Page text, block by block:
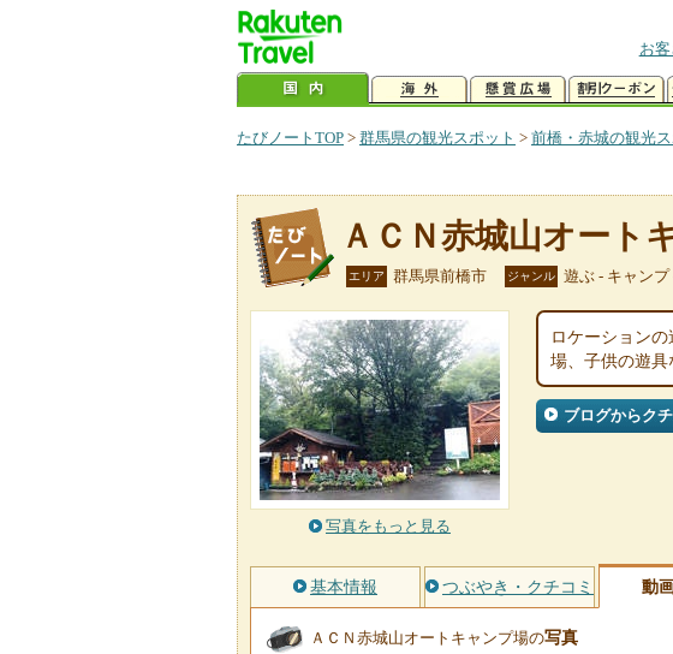
お
たびノートTOP > 群馬県の観光スポット > 前橋・赤城の観光ス
ＡＣＮ赤城山オート
エリア 群馬県前橋市 ジャンル 遊ぶ - キャン
写真をもっと見る
ロケーション
場、子供の遊具
ブログからク
基本情報 つぶやき・クチコミ 動
ＡＣＮ赤城山オートキャンプ場の写真